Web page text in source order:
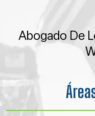
Abogado De